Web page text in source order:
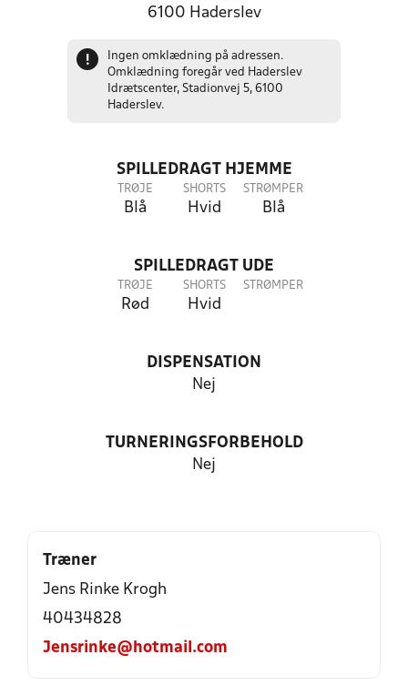
6100 Haderslev
!
Ingen omklædning på adressen.
Omklædning foregår ved Haderslev
Idrætscenter, Stadionvej 5, 6100
Haderslev.
SPILLEDRAGT HJEMME
TRØJE
Blå
SHORTS
Hvid
STRØMPER
Blå
SPILLEDRAGT UDE
TRØJE
Rød
SHORTS
Hvid
STRØMPER
DISPENSATION
Nej
TURNERINGSFORBEHOLD
Nej
Træner
Jens Rinke Krogh
40434828
Jensrinke@hotmail.com